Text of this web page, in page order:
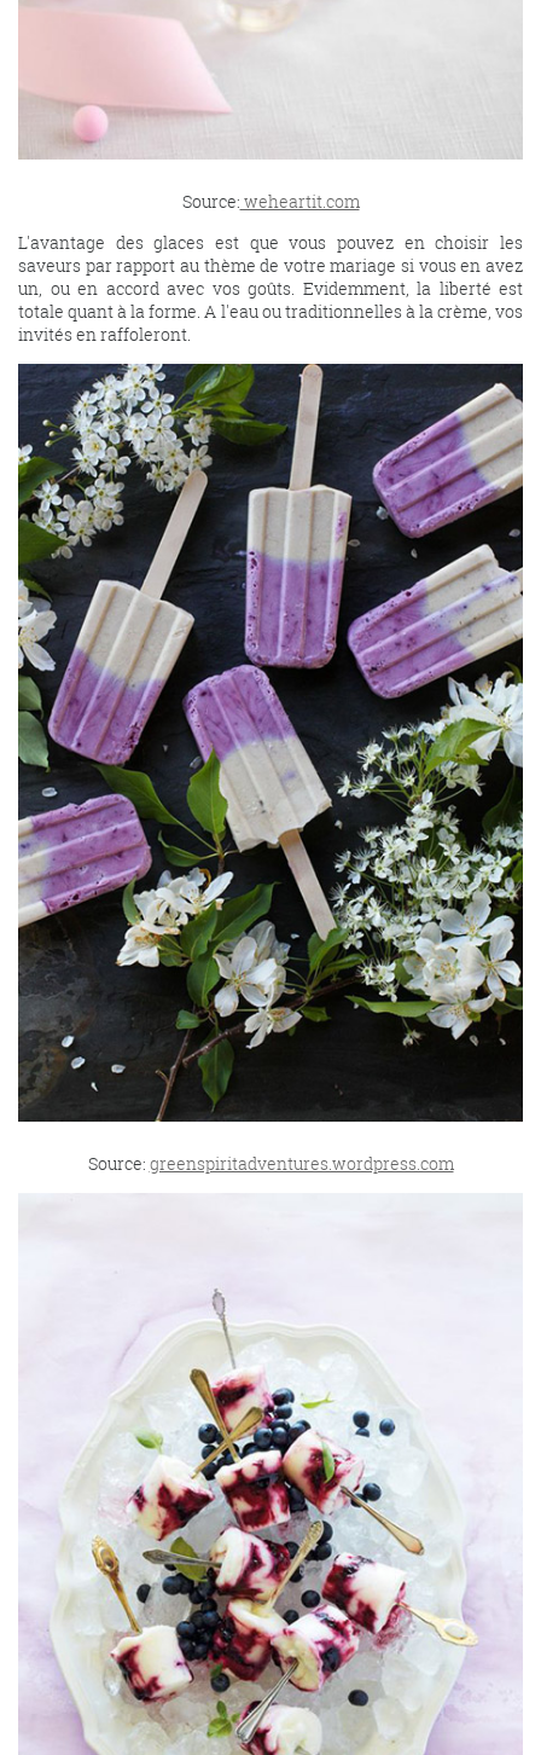
Source: weheartit.com
L'avantage des glaces est que vous pouvez en choisir les
saveurs par rapport au thème de votre mariage si vous en avez
un, ou en accord avec vos goûts. Evidemment, la liberté est
totale quant à la forme. A l'eau ou traditionnelles à la crème, vos
invités en raffoleront.
Source: greenspiritadventures.wordpress.com